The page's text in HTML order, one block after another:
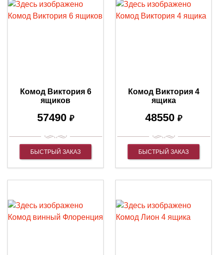
Комод Виктория 6
ящиков
57490 ₽
БЫСТРЫЙ ЗАКАЗ
Комод Виктория 4
ящика
48550 ₽
БЫСТРЫЙ ЗАКАЗ